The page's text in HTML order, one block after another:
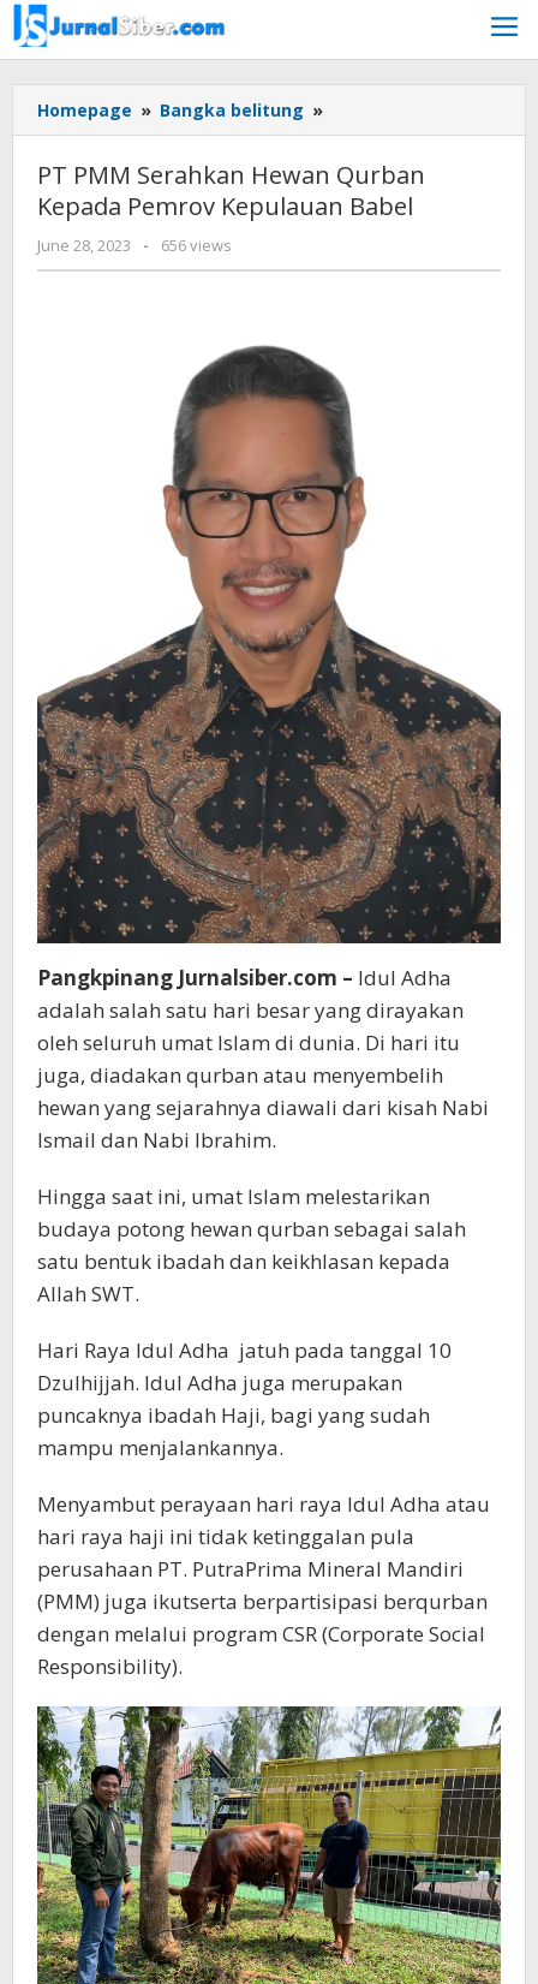
Skip
to
content
Homepage » Bangka belitung »
PMM
Hewan
Qurban
PT PMM Serahkan Hewan Qurban
Kepada Pemrov Kepulauan Babel
June 28, 2023
by
Jurnalsiber
- 656 views
Pangkpinang Jurnalsiber.com – Idul Adha
adalah salah satu hari besar yang dirayakan
oleh seluruh umat Islam di dunia. Di hari itu
juga, diadakan qurban atau menyembelih
hewan yang sejarahnya diawali dari kisah Nabi
Ismail dan Nabi Ibrahim.
Hingga saat ini, umat Islam melestarikan
budaya potong hewan qurban sebagai salah
satu bentuk ibadah dan keikhlasan kepada
Allah SWT.
Hari Raya Idul Adha jatuh pada tanggal 10
Dzulhijjah. Idul Adha juga merupakan
puncaknya ibadah Haji, bagi yang sudah
mampu menjalankannya.
Menyambut perayaan hari raya Idul Adha atau
hari raya haji ini tidak ketinggalan pula
perusahaan PT. PutraPrima Mineral Mandiri
(PMM) juga ikutserta berpartisipasi berqurban
dengan melalui program CSR (Corporate Social
Responsibility).